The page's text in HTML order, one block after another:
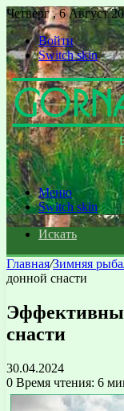
Четверг , 6 Август
Войти
Switch skin
Меню
Switch skin
Искать
Главная/Зимняя
донной снасти
снасти
30.04.2024
0 Время чтения: 6